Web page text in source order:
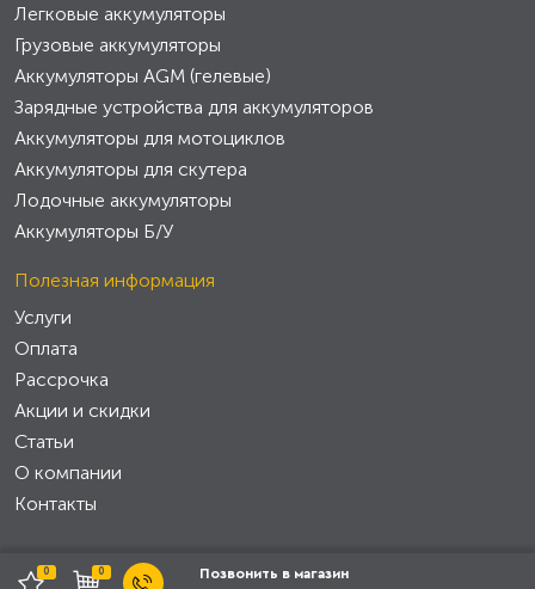
0 0 Позвонить в магазин
Легковые аккумуляторы
Грузовые аккумуляторы
Аккумуляторы AGM (гелевые)
Зарядные устройства для аккумуляторов
Аккумуляторы для мотоциклов
Аккумуляторы для скутера
Лодочные аккумуляторы
Аккумуляторы Б/У
Полезная информация
Услуги
Оплата
Рассрочка
Акции и скидки
Статьи
О компании
Контакты